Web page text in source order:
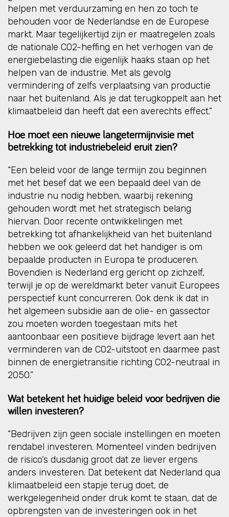
helpen met verduurzaming en hen zo toch te
behouden voor de Nederlandse en de Europese
markt. Maar tegelijkertijd zijn er maatregelen zoals
de nationale CO2-heffing en het verhogen van de
energiebelasting die eigenlijk haaks staan op het
helpen van de industrie. Met als gevolg
vermindering of zelfs verplaatsing van productie
naar het buitenland. Als je dat terugkoppelt aan het
klimaatbeleid dan heeft dat een averechts effect.”
Hoe moet een nieuwe langetermijnvisie met
betrekking tot industriebeleid eruit zien?
“Een beleid voor de lange termijn zou beginnen
met het besef dat we een bepaald deel van de
industrie nu nodig hebben, waarbij rekening
gehouden wordt met het strategisch belang
hiervan. Door recente ontwikkelingen met
betrekking tot afhankelijkheid van het buitenland
hebben we ook geleerd dat het handiger is om
bepaalde producten in Europa te produceren.
Bovendien is Nederland erg gericht op zichzelf,
terwijl je op de wereldmarkt beter vanuit Europees
perspectief kunt concurreren. Ook denk ik dat in
het algemeen subsidie aan de olie- en gassector
zou moeten worden toegestaan mits het
aantoonbaar een positieve bijdrage levert aan het
verminderen van de CO2-uitstoot en daarmee past
binnen de energietransitie richting CO2-neutraal in
2050.”
Wat betekent het huidige beleid voor bedrijven die
willen investeren?
“Bedrijven zijn geen sociale instellingen en moeten
rendabel investeren. Momenteel vinden bedrijven
de risico’s dusdanig groot dat ze liever ergens
anders investeren. Dat betekent dat Nederland qua
klimaatbeleid een stapje terug doet, de
werkgelegenheid onder druk komt te staan, dat de
opbrengsten van de investeringen ook in het